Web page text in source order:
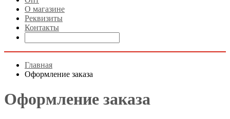
О магазине
Реквизиты
Контакты
Главная
Оформление заказа
Оформление заказа